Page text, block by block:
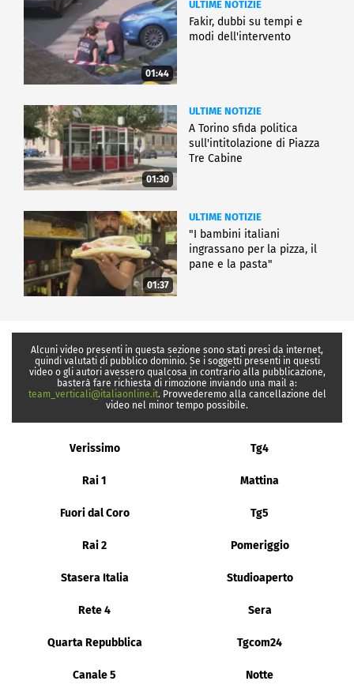
01:44
ULTIME NOTIZIE
Fakir, dubbi su tempi e
modi dell'intervento
01:30
ULTIME NOTIZIE
A Torino sfida politica
sull'intitolazione di Piazza
Tre Cabine
01:37
ULTIME NOTIZIE
"I bambini italiani
ingrassano per la pizza, il
pane e la pasta"
Alcuni video presenti in questa sezione sono stati presi da internet,
quindi valutati di pubblico dominio. Se i soggetti presenti in questi
video o gli autori avessero qualcosa in contrario alla pubblicazione,
basterà fare richiesta di rimozione inviando una mail a:
team_verticali@italiaonline.it. Provvederemo alla cancellazione del
video nel minor tempo possibile.
Verissimo Tg4
Rai 1 Mattina
Fuori dal Coro Tg5
Rai 2 Pomeriggio
Stasera Italia Studioaperto
Rete 4 Sera
Quarta Repubblica Tgcom24
Canale 5 Notte